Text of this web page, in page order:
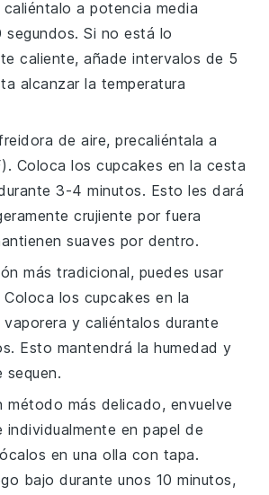
a potencia media
segundos. Si no está lo
caliente, añade intervalos de 5
alcanzar la temperatura
de aire, precaliéntala a
Coloca loscupcakes en la cesta
3-4 minutos. Esto les dará
crujiente por fuera
suaves por dentro.
más tradicional, puedes usar
Coloca los cupcakes en la
y caliéntalos durante
Esto mantendrá la humedad y
sequen.
método más delicado, envuelve
individualmente en papel de
en una olla con tapa.
bajo durante unos 10 minutos,